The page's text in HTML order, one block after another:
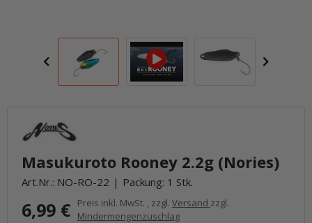
Masukuroto Rooney 2.2g (Nories)
Art.Nr.: NO-RO-22 Packung: 1 Stk.
6,99 € Preis inkl. MwSt. , zzgl. Versand zzgl.
Mindermengenzuschlag